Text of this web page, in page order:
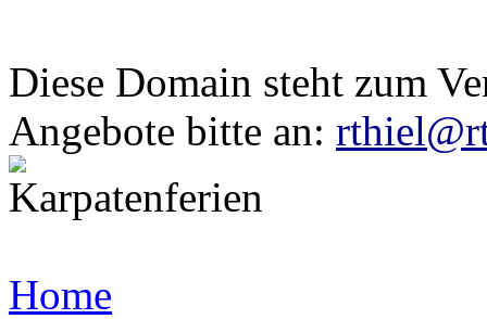
Diese Domain steht zum
Angebote bitte an:
Home